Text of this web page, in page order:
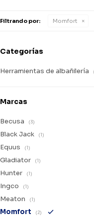
Filtrando por: Momfort
Categorías
Herramientas de albañilería
Marcas
Becusa (3)
Black Jack (1)
Equus (1)
Gladiator (1)
Hunter (1)
Ingco (1)
Meaton (1)
Momfort (2)